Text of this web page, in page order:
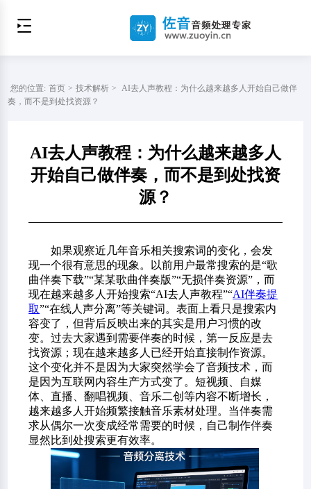
您的位置: 首页 > 技术解析 > AI去人声教程：为什么越来越多人开始自己做伴
奏，而不是到处找资源？
AI去人声教程：为什么越来越多人
开始自己做伴奏，而不是到处找资
源？
如果观察近几年音乐相关搜索词的变化，会发
现一个很有意思的现象。以前用户最常搜索的是“歌
曲伴奏下载”“某某歌曲伴奏版”“无损伴奏资源”，而
现在越来越多人开始搜索“AI去人声教程”“AI伴奏提
取”“在线人声分离”等关键词。表面上看只是搜索内
容变了，但背后反映出来的其实是用户习惯的改
变。过去大家遇到需要伴奏的时候，第一反应是去
找资源；现在越来越多人已经开始直接制作资源。
这个变化并不是因为大家突然学会了音频技术，而
是因为互联网内容生产方式变了。短视频、自媒
体、直播、翻唱视频、音乐二创等内容不断增长，
越来越多人开始频繁接触音乐素材处理。当伴奏需
求从偶尔一次变成经常需要的时候，自己制作伴奏
显然比到处搜索更有效率。